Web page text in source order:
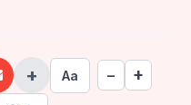
+ Aa − +